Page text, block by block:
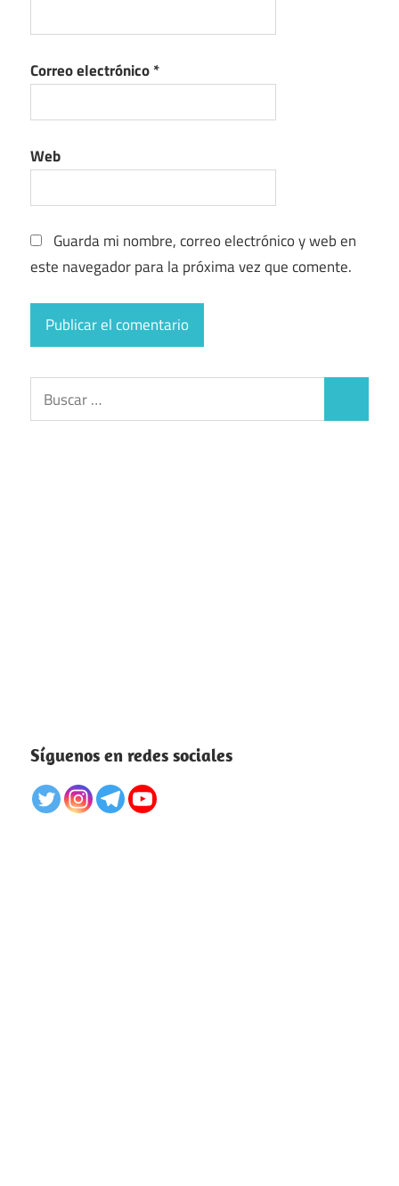
Correo electrónico*
Web
Guarda mi nombre, correo electrónico y web en
este navegador para la próxima vez que comente.
Buscar:
Síguenos en redes sociales